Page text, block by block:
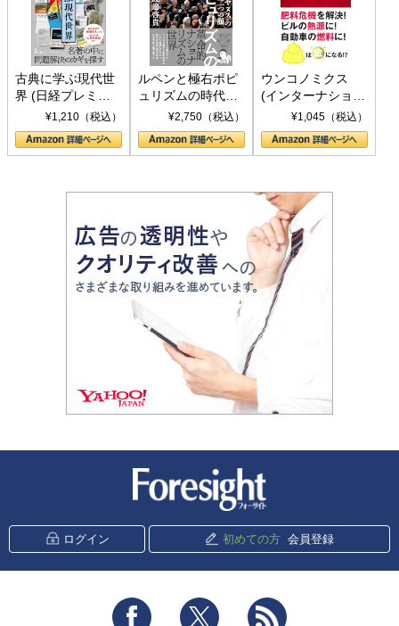
古典に学ぶ現代世
界 (日経プレミア
シリーズ)¥1,210（税込）
ルペンと極右ポピ
ュリズムの時代：
〈ヤヌス〉の二つ
の顔
¥2,750（税込）
ウンコノミクス
(インターナショナ
ル新書)¥1,045（税込）
ログイン 初めての方 会員登録
Facebook Twitter